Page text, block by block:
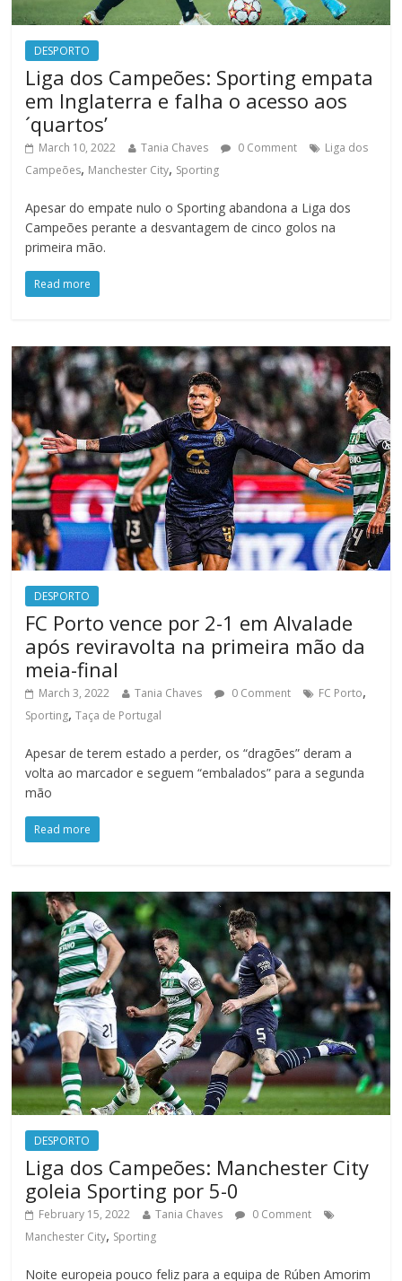
DESPORTO
Liga dos Campeões: Sporting empata
em Inglaterra e falha o acesso aos
´quartos’
March 10, 2022 Tania Chaves 0 Comment
Liga dos
Campeões, Manchester City, Sporting
Apesar do empate nulo o Sporting abandona a Liga dos
Campeões perante a desvantagem de cinco golos na
primeira mão.
Read more
DESPORTO
FC Porto vence por 2-1 em Alvalade
após reviravolta na primeira mão da
meia-final
March 3, 2022 Tania Chaves 0 Comment FC Porto,
Sporting,Taça de Portugal
Apesar de terem estado a perder, os “dragões” deram a
volta ao marcador e seguem “embalados” para a segunda
mão
Read more
DESPORTO
Liga dos Campeões: Manchester City
goleia Sporting por 5-0
February 15, 2022 Tania Chaves
0 Comment
Manchester City, Sporting
Noite europeia pouco feliz para a equipa de Rúben Amorim